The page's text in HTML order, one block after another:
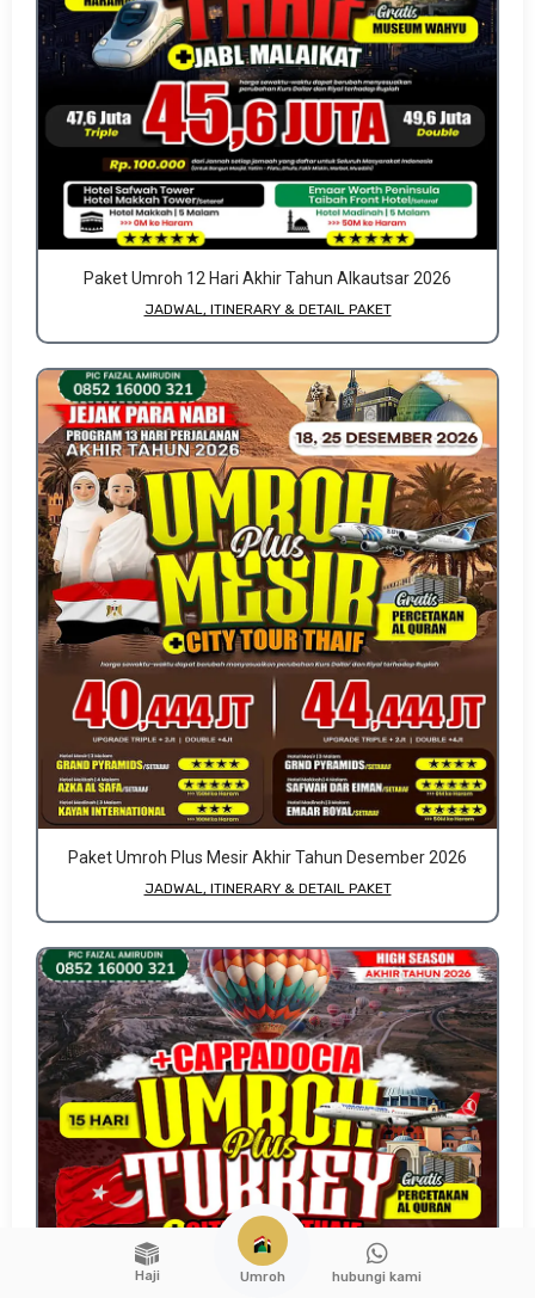
Paket Umroh 12 Hari Akhir Tahun Alkautsar 2026
JADWAL, ITINERARY & DETAIL PAKET
Paket Umroh Plus Mesir Akhir Tahun Desember 2026
JADWAL, ITINERARY & DETAIL PAKET
Haji Umroh hubungi kami